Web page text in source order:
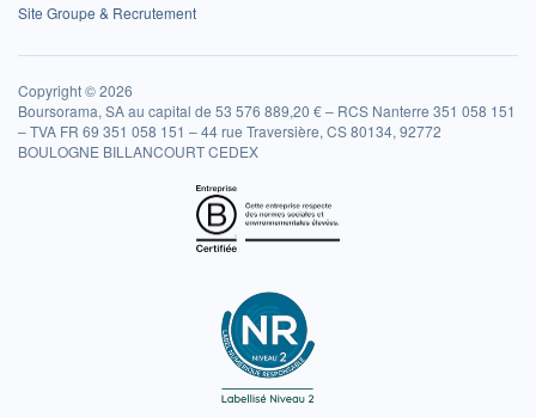
Site Groupe & Recrutement
Copyright © 2026
Boursorama, SA au capital de 53 576 889,20 € – RCS Nanterre 351 058 151
– TVA FR 69 351 058 151 – 44 rue Traversière, CS 80134, 92772
BOULOGNE BILLANCOURT CEDEX